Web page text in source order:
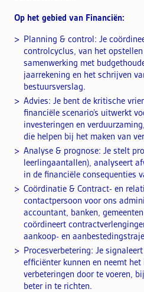
Op het gebied van Financiën:
Planning & control: Je
controlcyclus, van het
samenwerking met
jaarrekening en het schrijven
bestuursverslag.
Advies: Je bent de kritische
financiële scenario’s uitwerkt
investeringen en
die helpen bij het maken van
Analyse & prognose: Je stelt
leerlingaantallen), analyseert
in de financiële consequenties
Coördinatie & Contract- en
contactpersoon voor ons
accountant, banken,
coördineert
aankoop- en
Procesverbetering: Je
efficiënter kunnen en neemt
verbeteringen door te voeren,
beter in te richten.